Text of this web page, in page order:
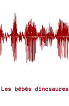
Les bébés dinosaures